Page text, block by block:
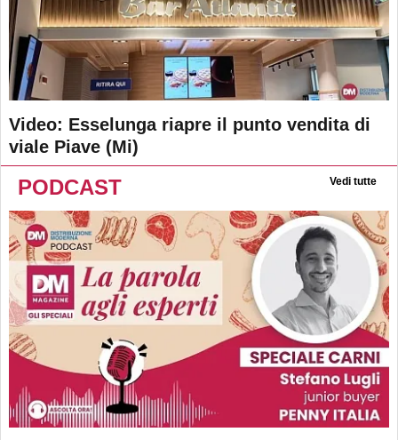
Video: Esselunga riapre il punto vendita di
viale Piave (Mi)
PODCAST Vedi tutte